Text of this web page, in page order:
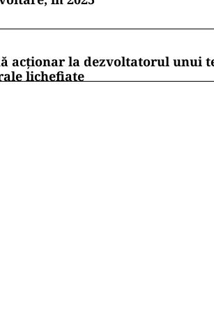
acționar la dezvoltatorul unui
lichefiate